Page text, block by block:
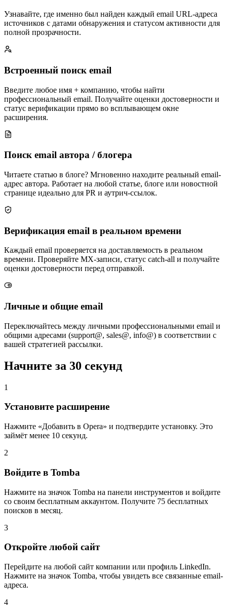
Узнавайте, где именно был найден каждый email URL-адреса
источников с датами обнаружения и статусом активности для
полной прозрачности.
Встроенный поиск email
Введите любое имя + компанию, чтобы найти
профессиональный email. Получайте оценки достоверности и
статус верификации прямо во всплывающем окне
расширения.
Поиск email автора / блогера
Читаете статью в блоге? Мгновенно находите реальный email-
адрес автора. Работает на любой статье, блоге или новостной
странице идеально для PR и аутрич-ссылок.
Верификация email в реальном времени
Каждый email проверяется на доставляемость в реальном
времени. Проверяйте MX-записи, статус catch-all и получайте
оценки достоверности перед отправкой.
Личные и общие email
Переключайтесь между личными профессиональными email и
общими адресами (support@, sales@, info@) в соответствии с
вашей стратегией рассылки.
Начните за 30 секунд
1
Установите расширение
Нажмите «Добавить в Opera» и подтвердите установку. Это
займёт менее 10 секунд.
2
Войдите в Tomba
Нажмите на значок Tomba на панели инструментов и войдите
со своим бесплатным аккаунтом. Получите 75 бесплатных
поисков в месяц.
3
Откройте любой сайт
Перейдите на любой сайт компании или профиль LinkedIn.
Нажмите на значок Tomba, чтобы увидеть все связанные email-
адреса.
4